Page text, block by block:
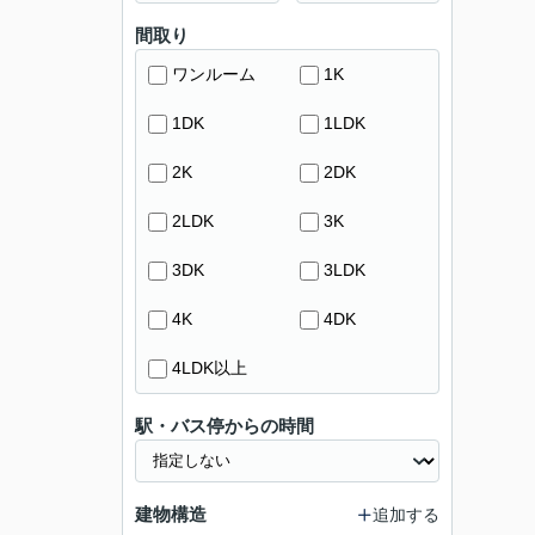
間取り
ワンルーム 1K
1DK 1LDK
2K 2DK
2LDK 3K
3DK 3LDK
4K 4DK
4LDK以上
駅・バス停からの時間
建物構造 追加する